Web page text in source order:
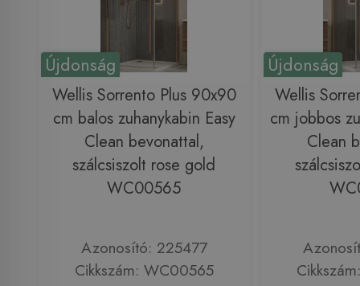
Újdonság
Wellis Sorrento Plus 90x90
cm balos zuhanykabin Easy
Clean bevonattal,
szálcsiszolt rose gold
WC00565
Azonosító: 225477
Cikkszám: WC00565
Újdonság
Wellis
cm jobbos
Clean